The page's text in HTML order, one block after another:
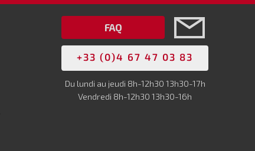
FAQ
+33 (0)4 67 47 03 83
Du lundi au jeudi 8h-12h30 13h30-17h
Vendredi 8h-12h30 13h30-16h